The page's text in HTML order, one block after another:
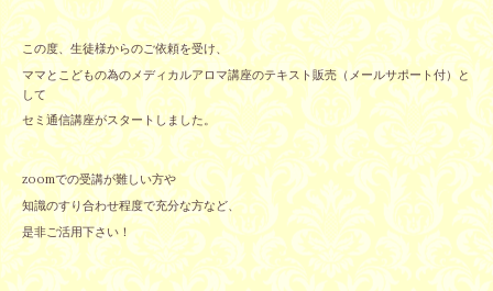
この度、生徒様からのご依頼を受け、
ママとこどもの為のメディカルアロマ講座のテキスト販売（メールサポート付）と
して
セミ通信講座がスタートしました。
zoomでの受講が難しい方や
知識のすり合わせ程度で充分な方など、
是非ご活用下さい！